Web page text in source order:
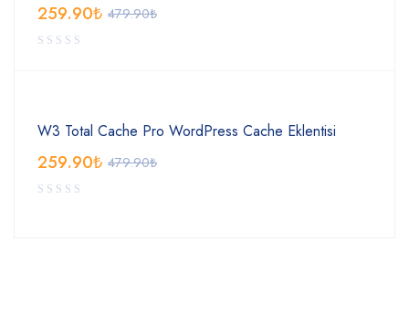
479.90₺
259.90₺
W3 Total Cache Pro WordPress Cache Eklentisi
479.90₺
259.90₺